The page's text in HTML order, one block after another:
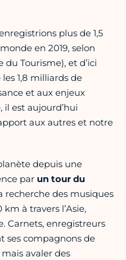
plus de 1,5
en 2019, selon
du Tourisme), et d’ici
1,8 milliards de
et aux enjeux
est aujourd’hui
aux autres et notre
depuis une
par un tour du
recherche des musiques
à travers l’Asie,
Carnets, enregistreurs
ses compagnons de
avaler des